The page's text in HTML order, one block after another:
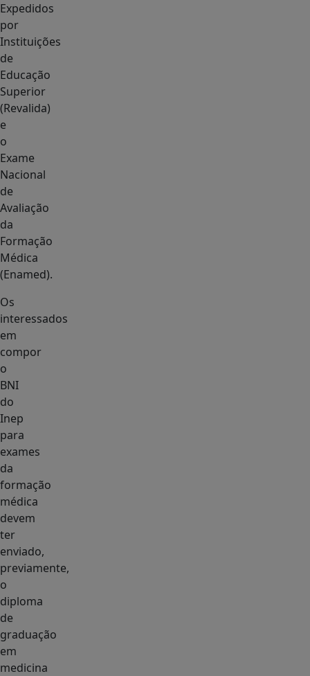
Expedidos
por
Instituições
de
Educação
Superior
(Revalida)
e
o
Exame
Nacional
de
Avaliação
da
Formação
Médica
(Enamed).
Os
interessados
em
compor
o
BNI
do
Inep
para
exames
da
formação
médica
devem
ter
enviado,
previamente,
o
diploma
de
graduação
em
medicina